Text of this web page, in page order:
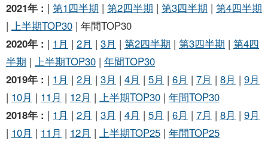
2021年 : | 第1四半期 | 第2四半期 | 第3四半期 | 第4四半期
| 上半期TOP30 | 年間TOP30
2020年 : | 1月 | 2月 | 3月 | 第2四半期 | 第3四半期 | 第4四
半期 | 上半期TOP30 | 年間TOP30
2019年 : | 1月 | 2月 | 3月 | 4月 | 5月 | 6月 | 7月 | 8月 | 9月
| 10月 | 11月 | 12月 | 上半期TOP30 | 年間TOP30
2018年 : | 1月 | 2月 | 3月 | 4月 | 5月 | 6月 | 7月 | 8月 | 9月
| 10月 | 11月 | 12月 | 上半期TOP25 | 年間TOP25